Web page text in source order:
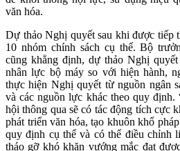
văn hóa.
Dự thảo Nghị quyết sau khi được tiếp
10 nhóm chính sách cụ thể. Bộ
cũng khẳng định, dự thảo Nghị
nhân lực bộ máy so với hiện hành,
thực hiện Nghị quyết từ nguồn ngân
và các nguồn lực khác theo quy
hội thông qua sẽ có tác động tích cực
phát triển văn hóa, tạo khuôn khổ
quy định cụ thể và có thể điều chỉnh
tháo gỡ khó khăn vướng mắc đạt